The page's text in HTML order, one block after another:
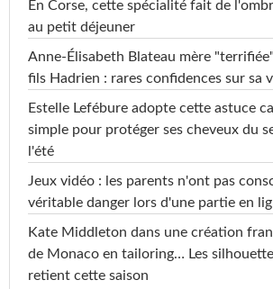
En Corse, cette spécialité fait de
au petit déjeuner
Anne-Élisabeth Blateau mère
fils Hadrien : rares confidences sur sa
Estelle Lefébure adopte cette astuce
simple pour protéger ses cheveux du
l'été
Jeux vidéo : les parents n'ont pas
véritable danger lors d'une partie en
Kate Middleton dans une création
de Monaco en tailoring… Les
retient cette saison